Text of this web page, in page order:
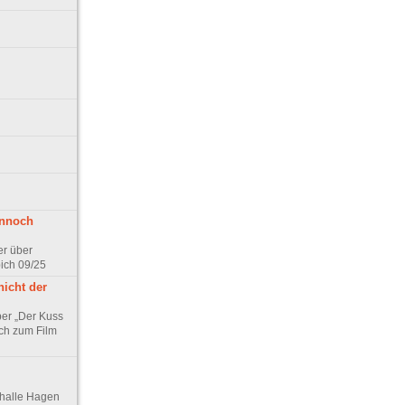
über
09/25
der
„Der Kuss
zum Film
Hagen